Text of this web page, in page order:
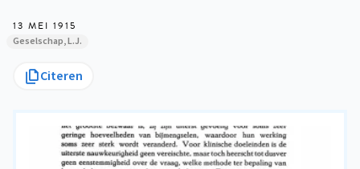
13 MEI 1915
Geselschap, L.J.
Citeren